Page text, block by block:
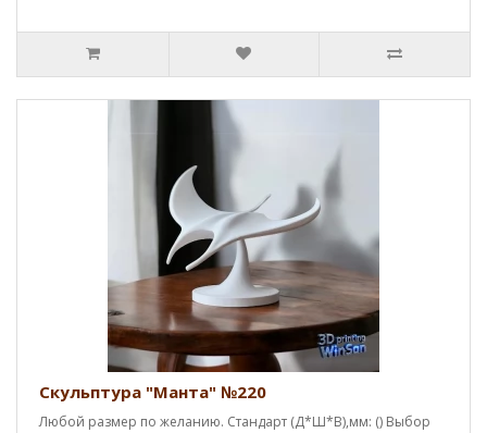
Скульптура "Манта" №220
Любой размер по желанию. Стандарт (Д*Ш*В),мм: () Выбор